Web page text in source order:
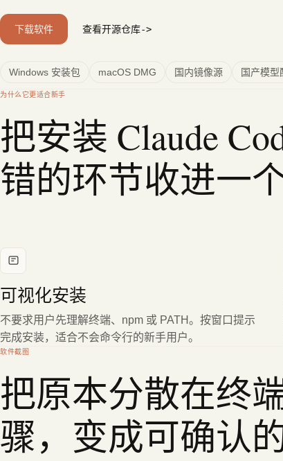
下载软件 查看开源仓库
Windows 安装包 macOS DMG 国内镜像源 国产模型
为什么它更适合新手
把安装 Claude
错的环节收进一个
可视化安装
不要求用户先理解终端、npm 或 PATH。按窗口提示
完成安装，适合不会命令行的新手用户。
软件截图
把原本分散在终
骤，变成可确认的